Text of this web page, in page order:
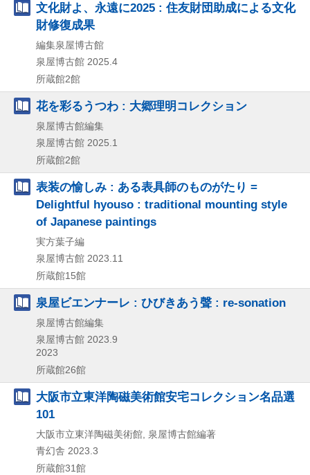
文化財よ、永遠に2025 : 住友財団助成による文化
財修復成果
編集泉屋博古館
泉屋博古館 2025.4
所蔵館2館
花を彩るうつわ : 大郷理明コレクション
泉屋博古館編集
泉屋博古館 2025.1
所蔵館2館
表装の愉しみ : ある表具師のものがたり =
Delightful hyouso : traditional mounting style
of Japanese paintings
実方葉子編
泉屋博古館 2023.11
所蔵館15館
泉屋ビエンナーレ : ひびきあう聲 : re-sonation
泉屋博古館編集
泉屋博古館 2023.9
2023
所蔵館26館
大阪市立東洋陶磁美術館安宅コレクション名品選
101
大阪市立東洋陶磁美術館, 泉屋博古館編著
青幻舎 2023.3
所蔵館31館